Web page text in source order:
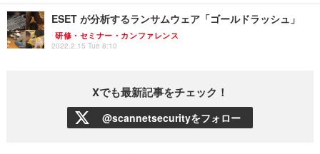
ESET が分析するランサムウェア「ゴールドラッシュ」
研修・セミナー・カンファレンス
2022.2.15 Tue 8:10
Xでも最新記事をチェック！
@scannetsecurityをフォロー